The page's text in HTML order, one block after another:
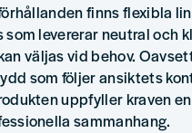
finns flexibla
levererar neutral och
väljas vid behov.
som följer ansiktets
uppfyller kraven
sammanhang.